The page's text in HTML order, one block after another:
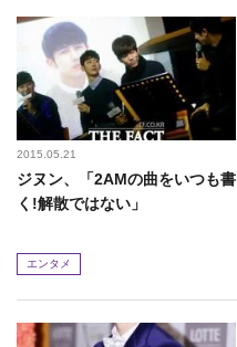
2015.05.21
ジヌン、「2AMの曲をいつも書
く!解散ではない」
エンタメ